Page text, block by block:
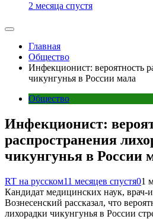
2 месяца спустя
Главная
Общество
Инфекционист: вероятность
чикунгунья в России мала
Общество
Инфекционист:
распространения
чикунгунья в России
RT на русском11 месяцев спустя01
Кандидат медицинских наук, врач-
Вознесенский рассказал, что
лихорадки чикунгунья в России